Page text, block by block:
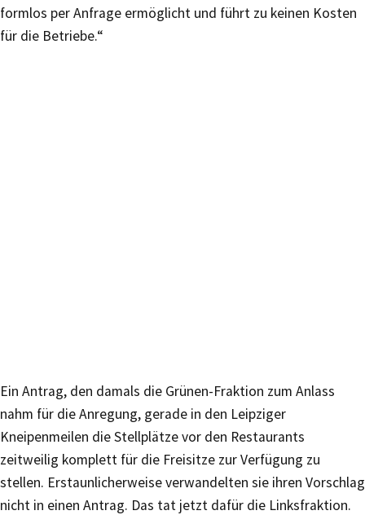
formlos per Anfrage ermöglicht und führt zu keinen Kosten
für die Betriebe.“
Ein Antrag, den damals die Grünen-Fraktion zum Anlass
nahm für die Anregung, gerade in den Leipziger
Kneipenmeilen die Stellplätze vor den Restaurants
zeitweilig komplett für die Freisitze zur Verfügung zu
stellen. Erstaunlicherweise verwandelten sie ihren Vorschlag
nicht in einen Antrag. Das tat jetzt dafür die Linksfraktion.